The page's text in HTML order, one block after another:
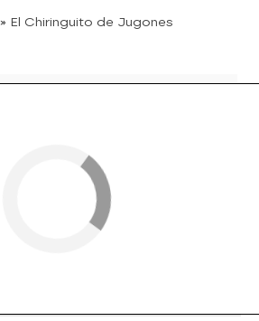
» El Chiringuito de Jugones